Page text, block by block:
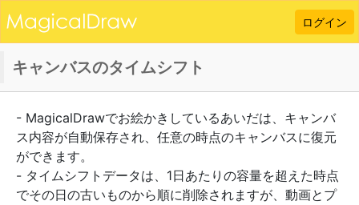
ログイン
キャンバスのタイムシフト
- MagicalDrawでお絵かきしているあいだは、キャンバ
ス内容が自動保存され、任意の時点のキャンバスに復元
ができます。
- タイムシフトデータは、1日あたりの容量を超えた時点
でその日の古いものから順に削除されますが、動画とプ